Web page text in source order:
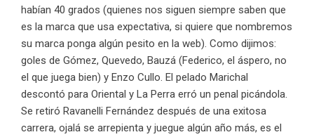
habían 40 grados (quienes nos siguen siempre saben que
es la marca que usa expectativa, si quiere que nombremos
su marca ponga algún pesito en la web). Como dijimos:
goles de Gómez, Quevedo, Bauzá (Federico, el áspero, no
el que juega bien) y Enzo Cullo. El pelado Marichal
descontó para Oriental y La Perra erró un penal picándola.
Se retiró Ravanelli Fernández después de una exitosa
carrera, ojalá se arrepienta y juegue algún año más, es el